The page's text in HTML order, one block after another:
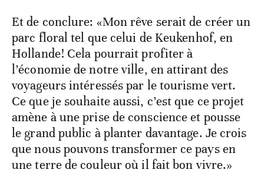
Et de conclure: «Mon rêve serait de créer un
parc floral tel que celui de Keukenhof, en
Hollande! Cela pourrait profiter à
l’économie de notre ville, en attirant des
voyageurs intéressés par le tourisme vert.
Ce que je souhaite aussi, c’est que ce projet
amène à une prise de conscience et pousse
le grand public à planter davantage. Je crois
que nous pouvons transformer ce pays en
une terre de couleur où il fait bon vivre.»